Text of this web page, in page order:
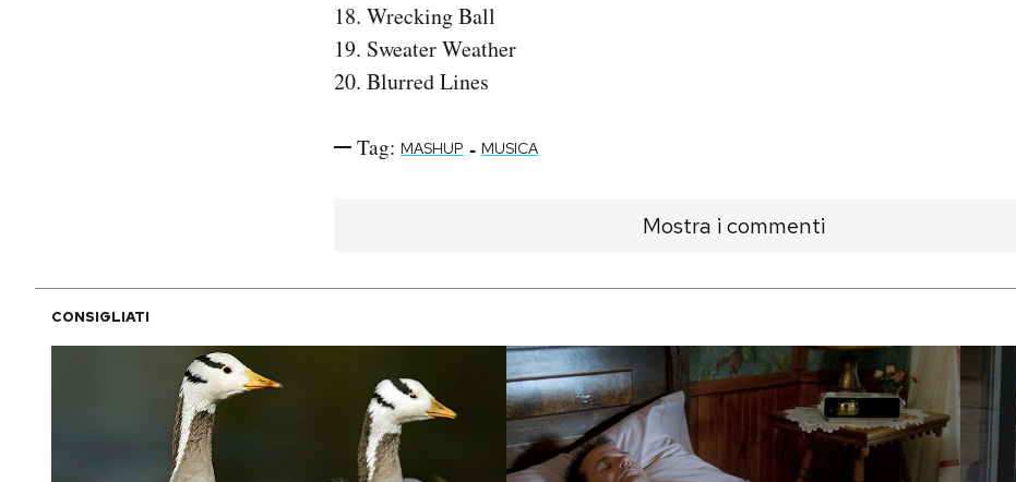
18. Wrecking Ball
19. Sweater Weather
20. Blurred Lines
Tag: MASHUP - MUSICA
Mostra i commenti
CONSIGLIATI